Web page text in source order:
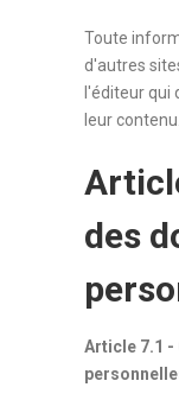
Toute
d'autres
l'éditeur qui
leur contenu.
des
Article 7.1 -